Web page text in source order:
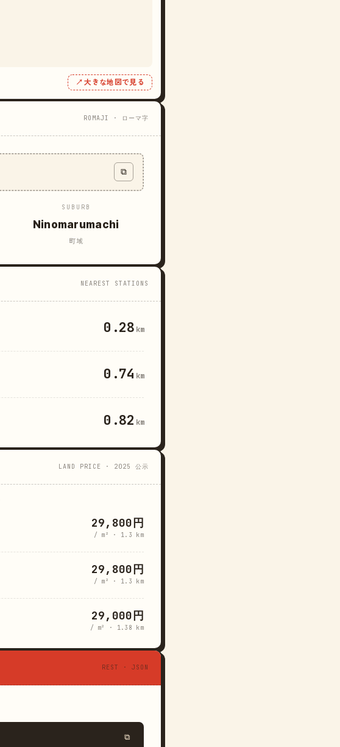
↗ 大きな地図で見る
ROMAJI · ローマ字
⧉
SUBURB
Ninomarumachi
町域
NEAREST STATIONS
0.28 km
0.74 km
0.82 km
LAND PRICE · 2025 公示
29,800円
/ m² · 1.3 km
29,800円
/ m² · 1.3 km
29,000円
/ m² · 1.38 km
REST · JSON
⧉